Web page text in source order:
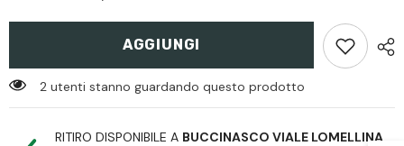
AGGIUNGI
2 utenti stanno guardando questo prodotto
RITIRO DISPONIBILE A BUCCINASCO VIALE LOMELLINA,